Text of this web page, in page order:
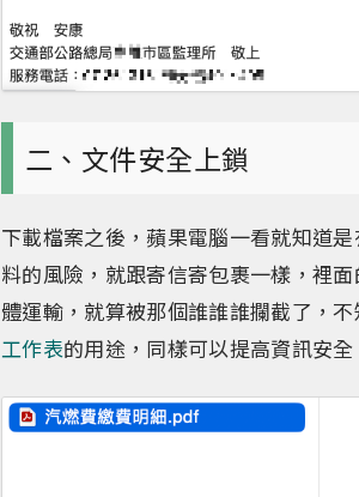
二、文件安全上鎖
下載檔案之後，蘋果電腦一看就知道
料的風險，就跟寄信寄包裹一樣，裡
體運輸，就算被那個誰誰誰攔截了，
工作表的用途，同樣可以提高資訊安全